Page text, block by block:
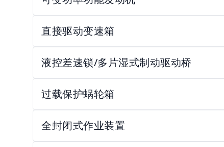
直接驱动变速箱
液控差速锁/多片湿式制动驱动桥
过载保护蜗轮箱
全封闭式作业装置